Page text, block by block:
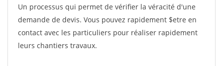
Un processus qui permet de vérifier la véracité d'une
demande de devis. Vous pouvez rapidement $etre en
contact avec les particuliers pour réaliser rapidement
leurs chantiers travaux.